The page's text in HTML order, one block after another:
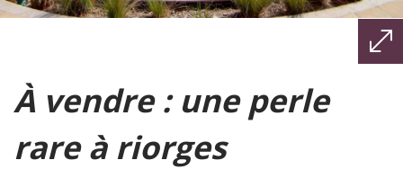
à vendre : une perle
rare à riorges